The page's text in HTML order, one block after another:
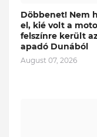
Döbbenet! Nem
el, kié volt a
felszínre került
apadó Dunából
August 07, 2026